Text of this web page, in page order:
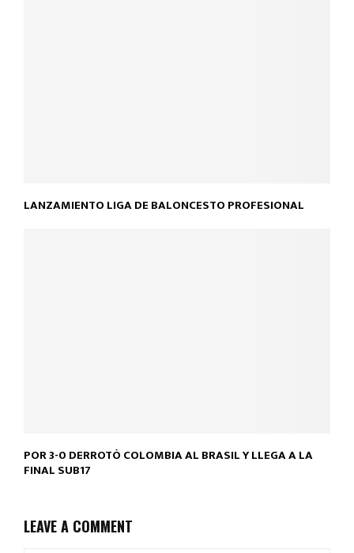
LANZAMIENTO LIGA DE BALONCESTO PROFESIONAL
POR 3-0 DERROTÒ COLOMBIA AL BRASIL Y LLEGA A LA
FINAL SUB17
LEAVE A COMMENT